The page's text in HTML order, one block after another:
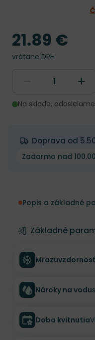
Cena
21.89 €
vrátane DPH
Na sklade,
Doprava od
Zadarmo nad
Popis a základné
Základné
Mrazuvzdornosť
Nároky na vodu
Doba kvitnutia